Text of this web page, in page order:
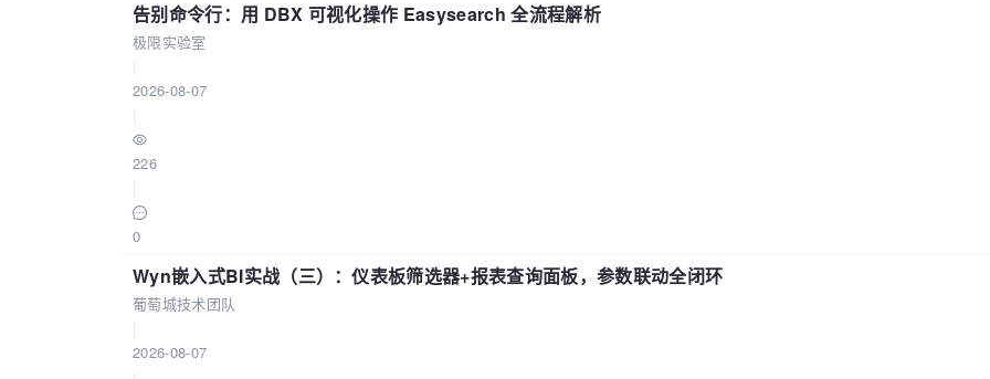
告别命令行：用 DBX 可视化操作 Easysearch 全流程解析
极限实验室
2026-08-07
226
0
Wyn嵌入式BI实战（三）：仪表板筛选器+报表查询面板，参数联动全闭环
葡萄城技术团队
2026-08-07